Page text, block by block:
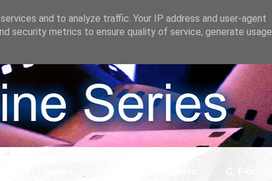
C. Ficción
and to analyze traffic. Your IP address and user-agent
security metrics to ensure quality of service, generate usage